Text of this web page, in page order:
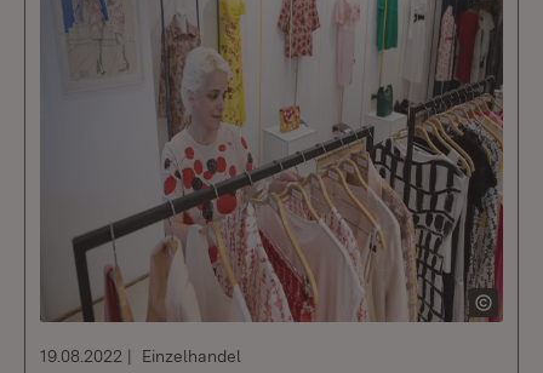
19.08.2022 Einzelhandel